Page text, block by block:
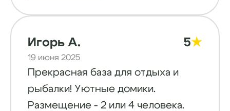
Рекомендуем к посещению .
есть выбор лодок. Подскажут где
лучше встать и поймать свой улов)
Игорь А.
19 июня 2025
5★
Прекрасная база для отдыха и
рыбалки! Уютные домики.
Размещение - 2 или 4 человека.